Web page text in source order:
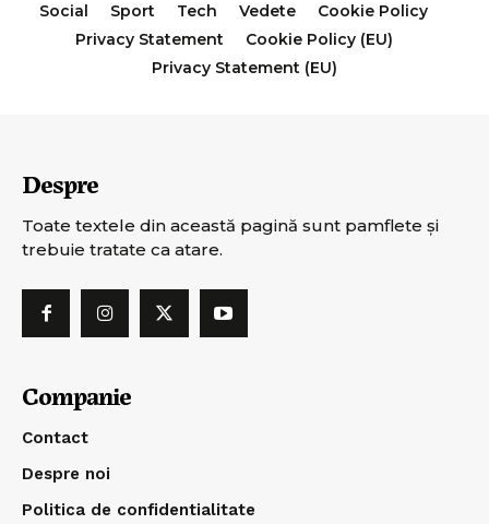
Social
Sport Tech Vedete
Cookie Policy
Privacy Statement
Cookie Policy (EU)
Privacy Statement (EU)
Despre
Toate textele din această pagină sunt pamflete şi
trebuie tratate ca atare.
Companie
Contact
Despre noi
Politica de confidentialitate